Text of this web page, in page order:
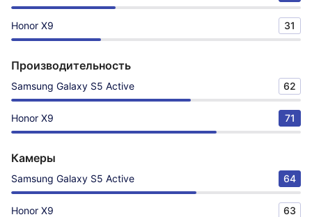
Honor X9 31
Производительность
Samsung Galaxy S5 Active 62
Honor X9 71
Камеры
Samsung Galaxy S5 Active 64
Honor X9 63